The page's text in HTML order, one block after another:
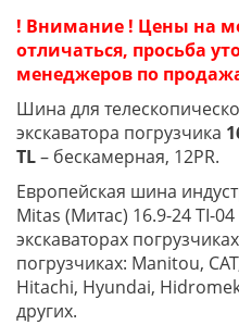
! Внимание ! Цены на
отличаться, просьба
менеджеров по
Шина для
экскаватора погрузчика
TL– бескамерная, 12PR.
Европейская шина
Mitas (Митас) 16.9-24 TI-
экскаваторах
погрузчиках: Manitou,
Hitachi, Hyundai,
других.